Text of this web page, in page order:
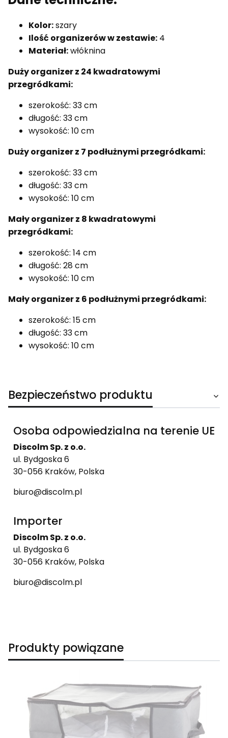
Kolor:szary
Ilość organizerów w zestawie: 4
Materiał:włóknina
Duży organizer z 24 kwadratowymi
przegródkami:
szerokość: 33 cm
długość: 33 cm
wysokość: 10 cm
Duży organizer z 7 podłużnymi przegródkami:
szerokość: 33 cm
długość: 33 cm
wysokość: 10 cm
Mały organizer z 8 kwadratowymi
przegródkami:
szerokość: 14 cm
długość: 28 cm
wysokość: 10 cm
Mały organizer z 6 podłużnymi przegródkami:
szerokość: 15 cm
długość: 33 cm
wysokość: 10 cm
Bezpieczeństwo produktu
Osoba odpowiedzialna na terenie UE
Discolm Sp. z o.o.
ul. Bydgoska 6
30-056 Kraków, Polska
biuro@discolm.pl
Importer
Discolm Sp. z o.o.
ul. Bydgoska 6
30-056 Kraków, Polska
biuro@discolm.pl
Produkty powiązane